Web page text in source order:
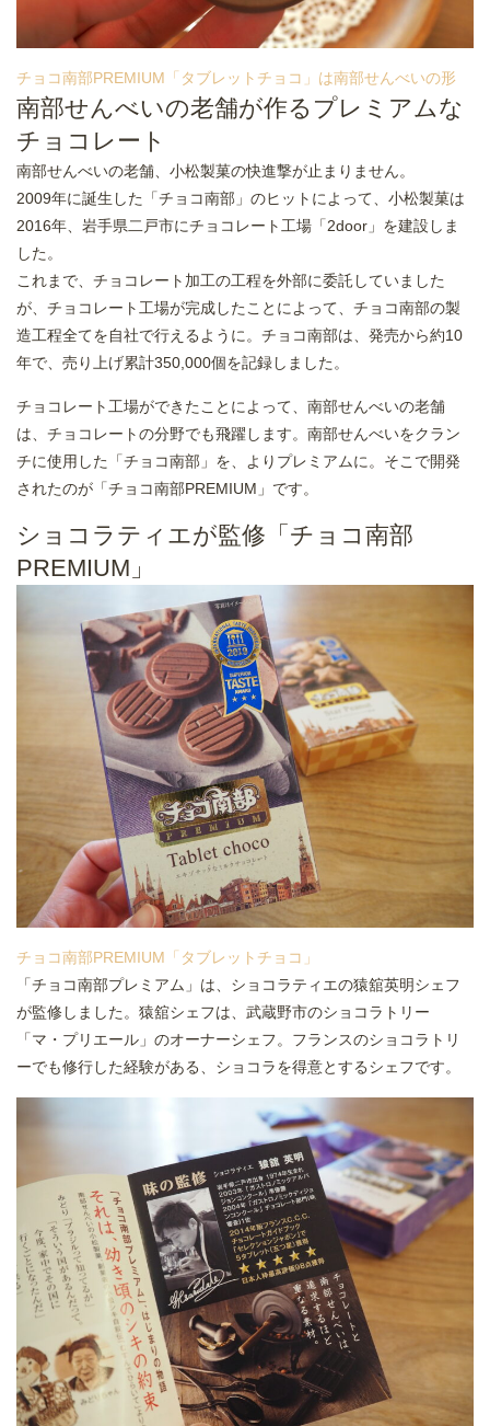
チョコ南部PREMIUM「タブレットチョコ」は南部せんべいの形
南部せんべいの老舗が作るプレミアムな
チョコレート
南部せんべいの老舗、小松製菓の快進撃が止まりません。
2009年に誕生した「チョコ南部」のヒットによって、小松製菓は
2016年、岩手県二戸市にチョコレート工場「2door」を建設しま
した。
これまで、チョコレート加工の工程を外部に委託していました
が、チョコレート工場が完成したことによって、チョコ南部の製
造工程全てを自社で行えるように。チョコ南部は、発売から約10
年で、売り上げ累計350,000個を記録しました。
チョコレート工場ができたことによって、南部せんべいの老舗
は、チョコレートの分野でも飛躍します。南部せんべいをクラン
チに使用した「チョコ南部」を、よりプレミアムに。そこで開発
されたのが「チョコ南部PREMIUM」です。
ショコラティエが監修「チョコ南部
PREMIUM」
チョコ南部PREMIUM「タブレットチョコ」
「チョコ南部プレミアム」は、ショコラティエの猿舘英明シェフ
が監修しました。猿舘シェフは、武蔵野市のショコラトリー
「マ・プリエール」のオーナーシェフ。フランスのショコラトリ
ーでも修行した経験がある、ショコラを得意とするシェフです。